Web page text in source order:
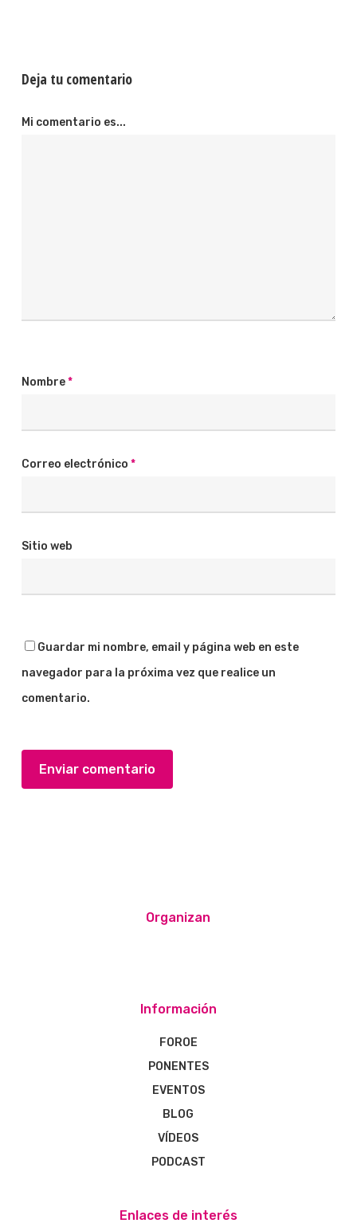
Deja tu comentario
Mi comentario es...
Nombre*
Correo electrónico *
Sitio web
Guardar mi nombre, email y página web en este
navegador para la próxima vez que realice un
comentario.
Organizan
Información
FOROE
PONENTES
EVENTOS
BLOG
VÍDEOS
PODCAST
Enlaces de interés